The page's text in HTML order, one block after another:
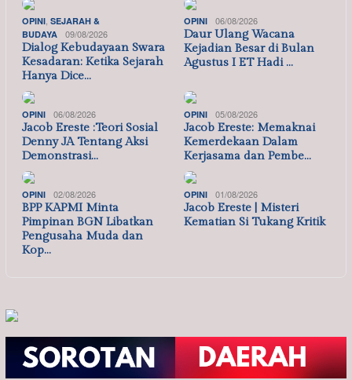
OPINI SEJARAH &
BUDAYA
09/08/2026
Dialog Kebudayaan Swara
Kesadaran: Ketika Sejarah
Hanya Dice…
OPINI 06/08/2026
Daur Ulang Wacana
Kejadian Besar di Bulan
Agustus I ET Hadi …
OPINI 06/08/2026
Jacob Ereste :Teori Sosial
Denny JA Tentang Aksi
Demonstrasi…
OPINI 05/08/2026
Jacob Ereste: Memaknai
Kemerdekaan Dalam
Kerjasama dan Pembe…
OPINI 02/08/2026
BPP KAPMI Minta
Pimpinan BGN Libatkan
Pengusaha Muda dan
Kop…
OPINI 01/08/2026
Jacob Ereste | Misteri
Kematian Si Tukang Kritik